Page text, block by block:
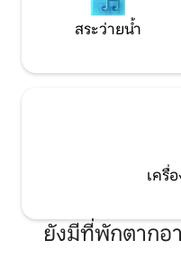
สระว่ายน้ำ
เครื่
ยังมีที่พักตากอ